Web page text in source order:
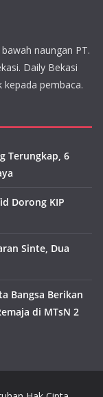
naungan PT.
Daily Bekasi
pembaca.
Terungkap, 6
Dorong KIP
Sinte, Dua
Bangsa Berikan
di MTsN 2